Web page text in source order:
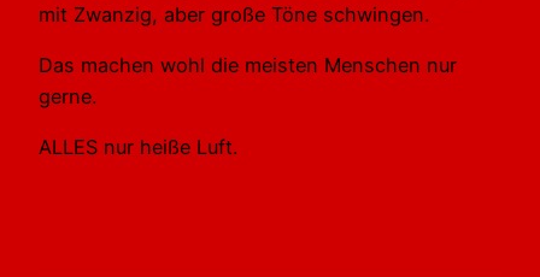
mit Zwanzig, aber große Töne schwingen.
Das machen wohl die meisten Menschen nur
gerne.
ALLES nur heiße Luft.